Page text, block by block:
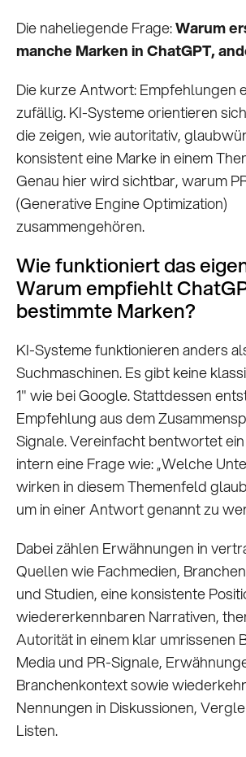
Die naheliegende Frage:Warum
manche Marken in ChatGPT,
Die kurze Antwort: Empfehlungen
zufällig. KI-Systeme orientieren
die zeigen, wie autoritativ,
konsistent eine Marke in einem
Genau hier wird sichtbar, warum
(Generative Engine Optimization)
zusammengehören.
Wie funktioniert das
Warum empfiehlt
bestimmte Marken?
KI-Systeme funktionieren anders
Suchmaschinen. Es gibt keine
1" wie bei Google. Stattdessen
Empfehlung aus dem
Signale. Vereinfacht bentwortet
intern eine Frage wie: „Welche
wirken in diesem Themenfeld
um in einer Antwort genannt zu
Dabei zählen Erwähnungen in
Quellen wie Fachmedien,
und Studien, eine konsistente
wiedererkennbaren Narrativen,
Autorität in einem klar umrissenen
Media und PR-Signale,
Branchenkontext sowie
Nennungen in Diskussionen,
Listen.